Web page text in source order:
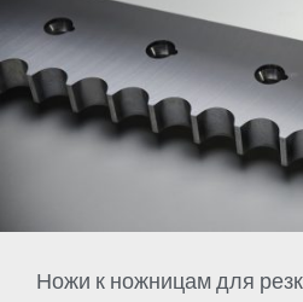
Ножи к ножницам для